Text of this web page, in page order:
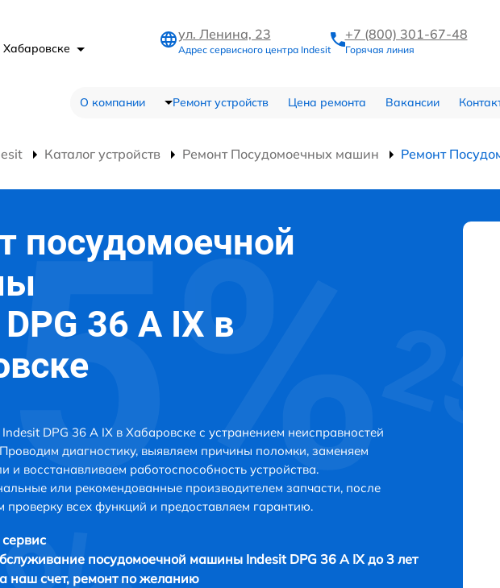
Хабаровске
ул. Ленина, 23
Адрес сервисного центра Indesit
+7 (800) 301-67-48
Горячая линия
О компании Ремонт устройств Цена ремонта Вакансии
Каталог устройств Ремонт Посудомоечных машин Ремонт
посудомоечной
36 A IX в
DPG 36 A IX в Хабаровске с устранением неисправностей
диагностику, выявляем причины поломки, заменяем
и восстанавливаем работоспособность устройства.
или рекомендованные производителем запчасти, после
проверку всех функций и предоставляем гарантию.
посудомоечной машины Indesit DPG 36 A IX до 3 лет
наш счет, ремонт по желанию